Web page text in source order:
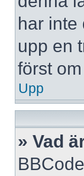
har inte
upp en
först
Upp
» Vad